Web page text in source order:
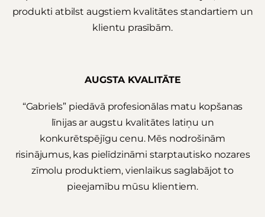
produkti atbilst augstiem kvalitātes standartiem un
klientu prasībām.
AUGSTA KVALITĀTE
“Gabriels” piedāvā profesionālas matu kopšanas
līnijas ar augstu kvalitātes latiņu un
konkurētspējīgu cenu. Mēs nodrošinām
risinājumus, kas pielīdzināmi starptautisko nozares
zīmolu produktiem, vienlaikus saglabājot to
pieejamību mūsu klientiem.